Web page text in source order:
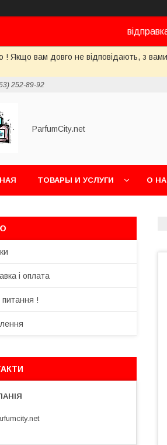
! Якщо вам довго не відповідають, з
252-89-92
ParfumCity.net
ТОВАРЫ И УСЛУГИ О
і оплата
питання !